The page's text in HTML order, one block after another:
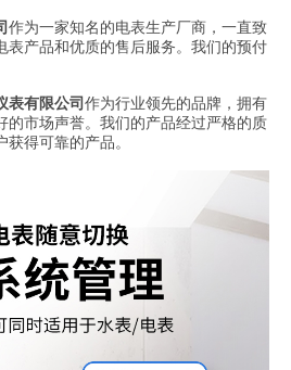
作为一家知名的电表生产厂商，一直致
表产品和优质的售后服务。我们的预付
表有限公司作为行业领先的品牌，拥有
的市场声誉。我们的产品经过严格的质
得可靠的产品。